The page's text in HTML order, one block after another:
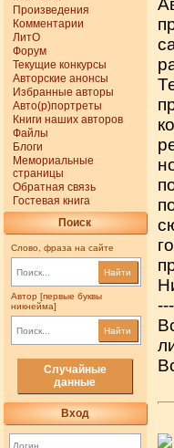
Произведения
Комментарии
ЛитО
Форум
Текущие конкурсы
Авторские анонсы
Избранные авторы
Авто(р)портреты
Книги наших авторов
Файлы
Блоги
Мемориальные
страницы
Обратная связь
Гостевая книга
Поиск
Слово, фраза на сайте
Найти
Автор [первые буквы
никнейма]
Найти
Случайные
данные
Вход